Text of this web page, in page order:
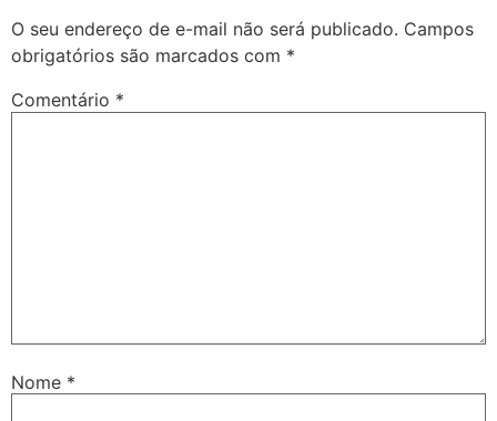
O seu endereço de e-mail não será publicado. Campos
obrigatórios são marcados com *
Comentário *
Nome *